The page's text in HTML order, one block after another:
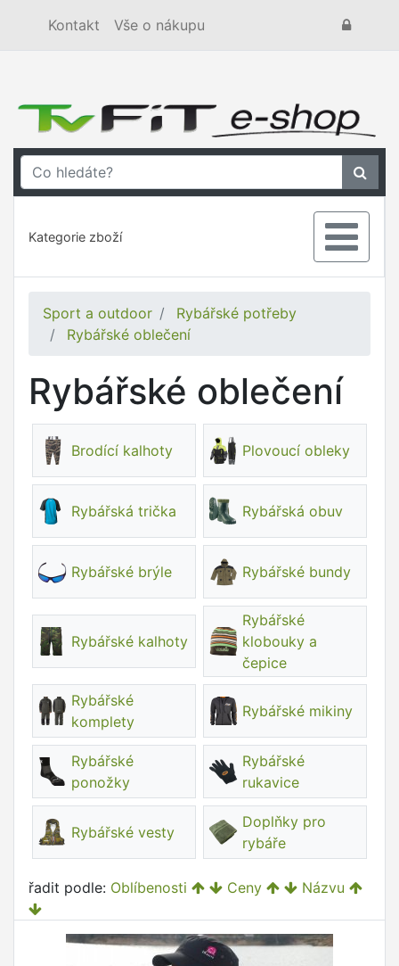
Kontakt Vše o nákupu
Kategorie zboží
Sport a outdoor
Rybářské potřeby
Rybářské oblečení
Rybářské oblečení
Brodící kalhoty Plovoucí obleky
Rybářská trička Rybářská obuv
Rybářské brýle Rybářské bundy
Rybářské kalhoty
Rybářské
klobouky a
čepice
Rybářské
komplety
Rybářské mikiny
Rybářské
ponožky
Rybářské
rukavice
Rybářské vesty
Doplňky pro
rybáře
řadit podle: Oblíbenosti Ceny Názvu